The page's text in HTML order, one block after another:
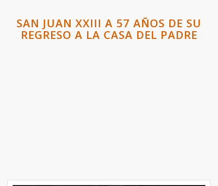
SAN JUAN XXIII A 57 AÑOS DE SU
REGRESO A LA CASA DEL PADRE